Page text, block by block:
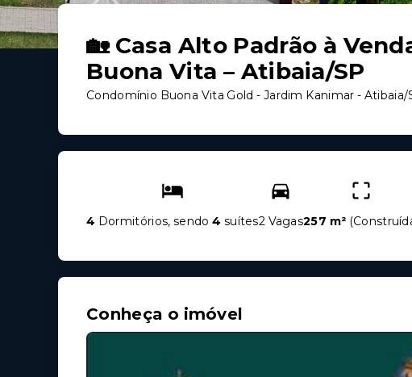
🏡 Casa Alto Padrão à
Buona Vita – Atibaia/SP
Condomínio Buona Vita Gold - Jardim Kanimar - Atibaia/
4 Dormitórios, sendo4 suítes2 Vagas257 m² (
Conheça o imóvel